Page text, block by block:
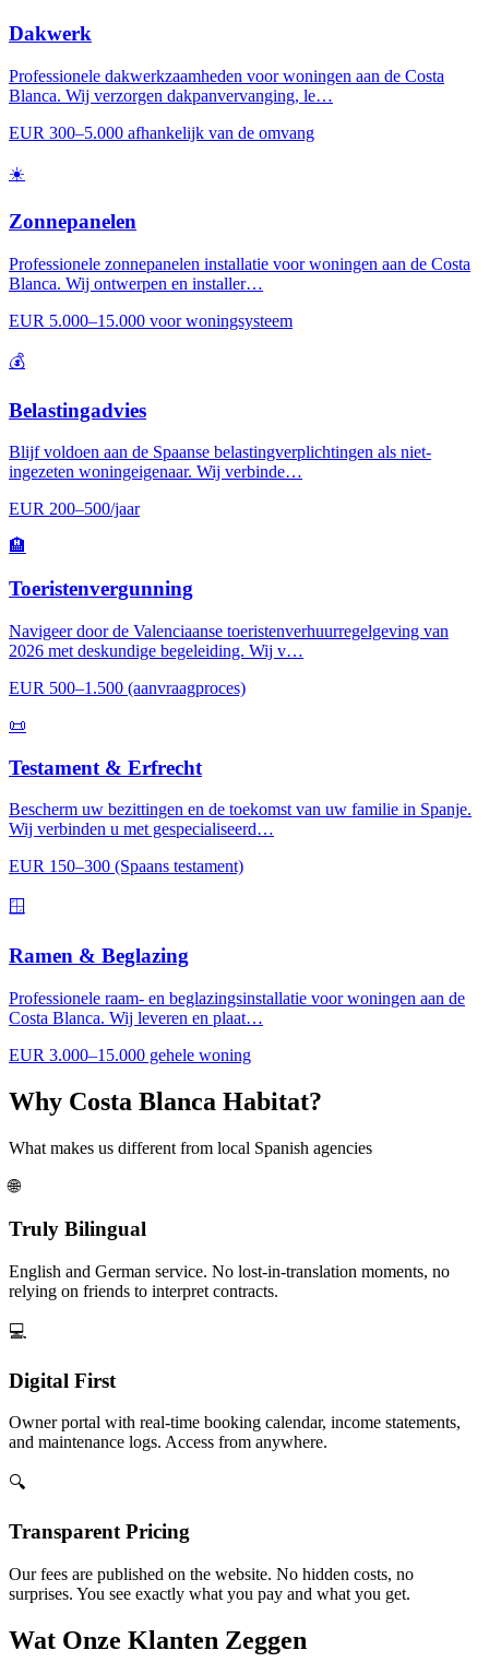
Dakwerk
Professionele dakwerkzaamheden voor woningen aan de Costa
Blanca. Wij verzorgen dakpanvervanging, le…
EUR 300–5.000 afhankelijk van de omvang
☀️
Zonnepanelen
Professionele zonnepanelen installatie voor woningen aan de Costa
Blanca. Wij ontwerpen en installer…
EUR 5.000–15.000 voor woningsysteem
💰
Belastingadvies
Blijf voldoen aan de Spaanse belastingverplichtingen als niet-
ingezeten woningeigenaar. Wij verbinde…
EUR 200–500/jaar
🏨
Toeristenvergunning
Navigeer door de Valenciaanse toeristenverhuurregelgeving van
2026 met deskundige begeleiding. Wij v…
EUR 500–1.500 (aanvraagproces)
📜
Testament & Erfrecht
Bescherm uw bezittingen en de toekomst van uw familie in Spanje.
Wij verbinden u met gespecialiseerd…
EUR 150–300 (Spaans testament)
🪟
Ramen & Beglazing
Professionele raam- en beglazingsinstallatie voor woningen aan de
Costa Blanca. Wij leveren en plaat…
EUR 3.000–15.000 gehele woning
Why Costa Blanca Habitat?
What makes us different from local Spanish agencies
🌐
Truly Bilingual
English and German service. No lost-in-translation moments, no
relying on friends to interpret contracts.
💻
Digital First
Owner portal with real-time booking calendar, income statements,
and maintenance logs. Access from anywhere.
🔍
Transparent Pricing
Our fees are published on the website. No hidden costs, no
surprises. You see exactly what you pay and what you get.
Wat Onze Klanten Zeggen